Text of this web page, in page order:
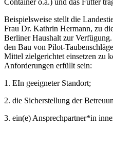
Container o.ä.) und das Futter
Beispielsweise stellt die
Frau Dr. Kathrin Hermann, zu
Berliner Haushalt zur
den Bau von Pilot-
Mittel zielgerichtet einsetzen zu
Anforderungen erfüllt sein:
1. EIn geeigneter Standort;
2. die Sicherstellung der
3. ein(e) Ansprechpartner*in